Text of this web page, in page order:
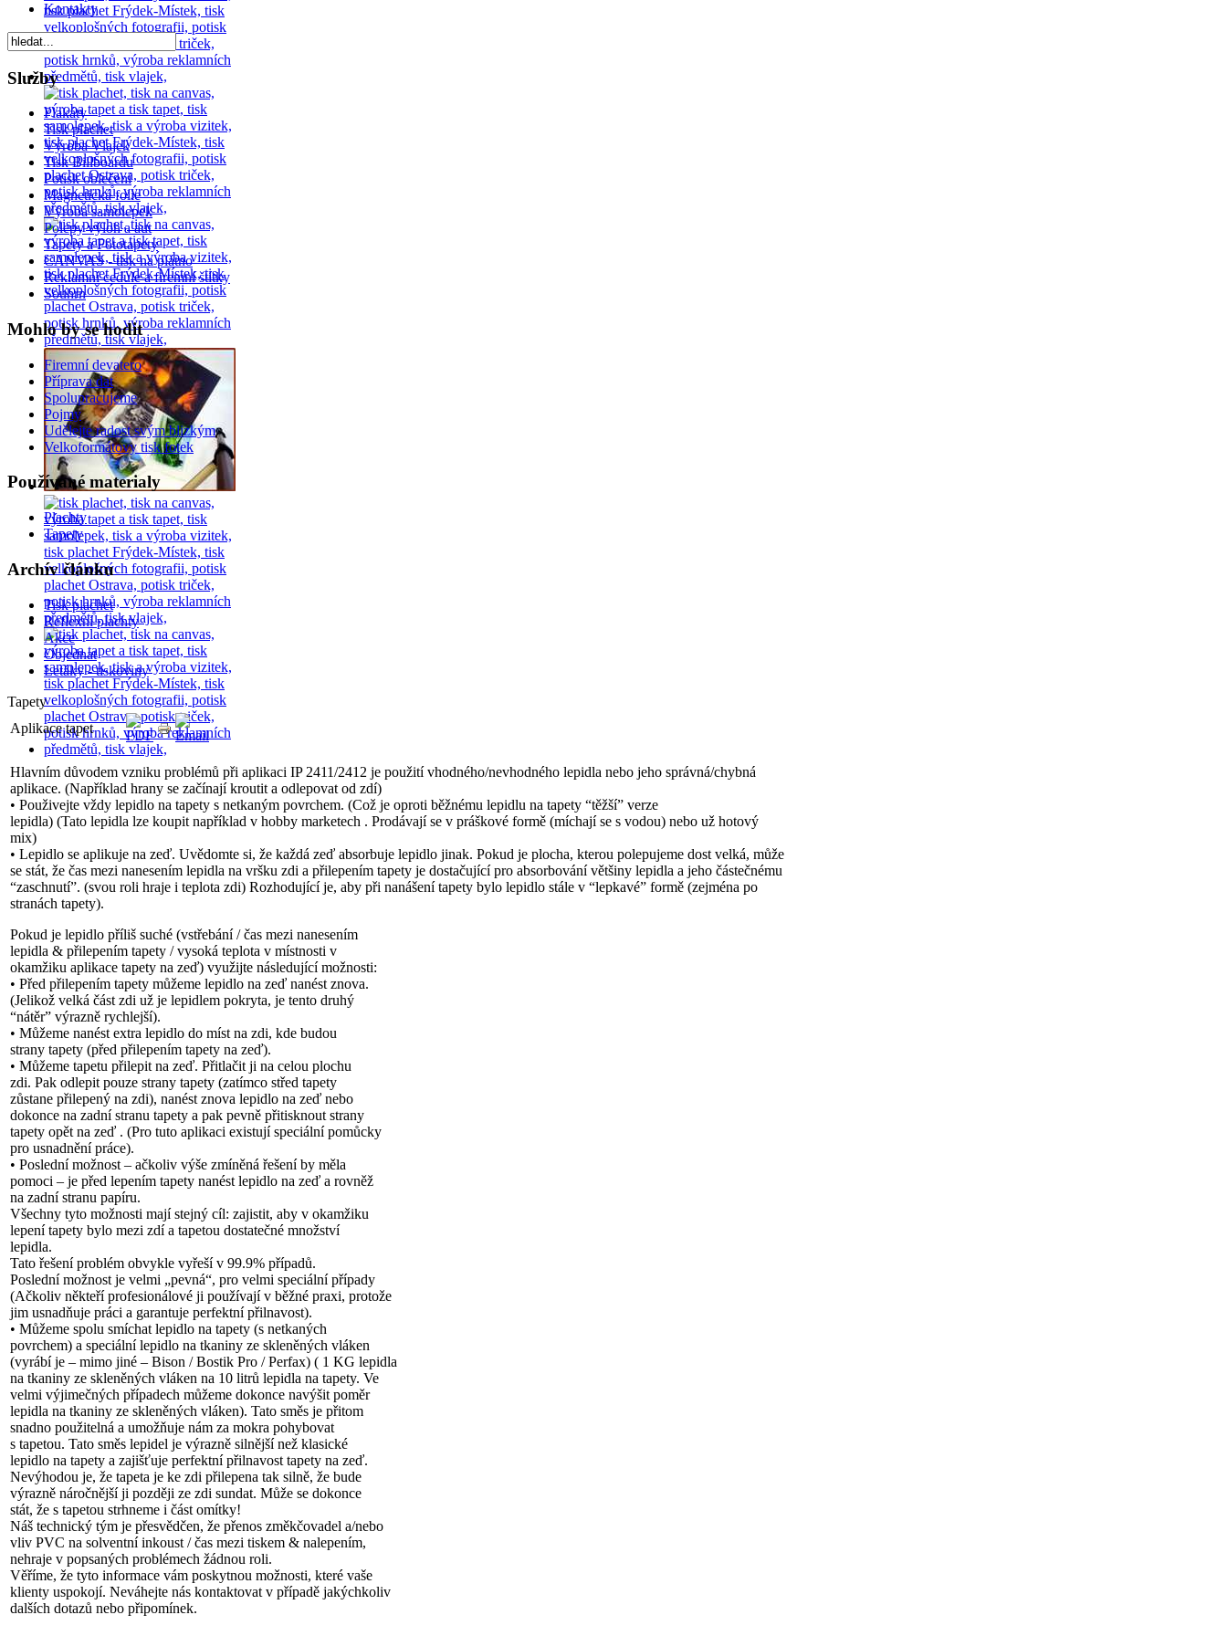
Kontakty
Služby
Plakáty
Tisk plachet
Výroba Vlajek
Tisk Billboardu
Potisk oblečení
Magnetická folie
Výroba samolepek
Polepy výloh a aut
Tapety a Fototapety
CANVAS - tisk na plátno
Reklamní cedule a firemní štítky
Souhrn
Mohlo by se hodit
Firemní devatero
Příprava dat
Spolupracujeme
Pojmy
Udělejte radost svým blizkým
Velkoformátovy tisk fotek
Používané materialy
Plachty
Tapety
Archív článku
Tisk plachet
Reflexní plachty
Akce
Objednat
Letáky - tiskoviny
Tapety
Aplikace tapet
Hlavním důvodem vzniku problémů při aplikaci IP 2411/2412 je použití vhodného/nevhodného lepidla nebo jeho správná/chybná
aplikace. (Například hrany se začínají kroutit a odlepovat od zdí)
• Použivejte vždy lepidlo na tapety s netkaným povrchem. (Což je oproti běžnému lepidlu na tapety “těžší” verze
lepidla) (Tato lepidla lze koupit například v hobby marketech . Prodávají se v práškové formě (míchají se s vodou) nebo už hotový
mix)
• Lepidlo se aplikuje na zeď. Uvědomte si, že každá zeď absorbuje lepidlo jinak. Pokud je plocha, kterou polepujeme dost velká, může
se stát, že čas mezi nanesením lepidla na vršku zdi a přilepením tapety je dostačující pro absorbování většiny lepidla a jeho částečnému
“zaschnutí”. (svou roli hraje i teplota zdi) Rozhodující je, aby při nanášení tapety bylo lepidlo stále v “lepkavé” formě (zejména po
stranách tapety).
Pokud je lepidlo příliš suché (vstřebání / čas mezi nanesením
lepidla & přilepením tapety / vysoká teplota v místnosti v
okamžiku aplikace tapety na zeď) využijte následující možnosti:
• Před přilepením tapety můžeme lepidlo na zeď nanést znova.
(Jelikož velká část zdi už je lepidlem pokryta, je tento druhý
“nátěr” výrazně rychlejší).
• Můžeme nanést extra lepidlo do míst na zdi, kde budou
strany tapety (před přilepením tapety na zeď).
• Můžeme tapetu přilepit na zeď. Přitlačit ji na celou plochu
zdi. Pak odlepit pouze strany tapety (zatímco střed tapety
zůstane přilepený na zdi), nanést znova lepidlo na zeď nebo
dokonce na zadní stranu tapety a pak pevně přitisknout strany
tapety opět na zeď . (Pro tuto aplikaci existují speciální pomůcky
pro usnadnění práce).
• Poslední možnost – ačkoliv výše zmíněná řešení by měla
pomoci – je před lepením tapety nanést lepidlo na zeď a rovněž
na zadní stranu papíru.
Všechny tyto možnosti mají stejný cíl: zajistit, aby v okamžiku
lepení tapety bylo mezi zdí a tapetou dostatečné množství
lepidla.
Tato řešení problém obvykle vyřeší v 99.9% případů.
Poslední možnost je velmi „pevná“, pro velmi speciální případy
(Ačkoliv někteří profesionálové ji používají v běžné praxi, protože
jim usnadňuje práci a garantuje perfektní přilnavost).
• Můžeme spolu smíchat lepidlo na tapety (s netkaných
povrchem) a speciální lepidlo na tkaniny ze skleněných vláken
(vyrábí je – mimo jiné – Bison / Bostik Pro / Perfax) ( 1 KG lepidla
na tkaniny ze skleněných vláken na 10 litrů lepidla na tapety. Ve
velmi výjimečných případech můžeme dokonce navýšit poměr
lepidla na tkaniny ze skleněných vláken). Tato směs je přitom
snadno použitelná a umožňuje nám za mokra pohybovat
s tapetou. Tato směs lepidel je výrazně silnější než klasické
lepidlo na tapety a zajišťuje perfektní přilnavost tapety na zeď.
Nevýhodou je, že tapeta je ke zdi přilepena tak silně, že bude
výrazně náročnější ji později ze zdi sundat. Může se dokonce
stát, že s tapetou strhneme i část omítky!
Náš technický tým je přesvědčen, že přenos změkčovadel a/nebo
vliv PVC na solventní inkoust / čas mezi tiskem & nalepením,
nehraje v popsaných problémech žádnou roli.
Věříme, že tyto informace vám poskytnou možnosti, které vaše
klienty uspokojí. Neváhejte nás kontaktovat v případě jakýchkoliv
dalších dotazů nebo připomínek.